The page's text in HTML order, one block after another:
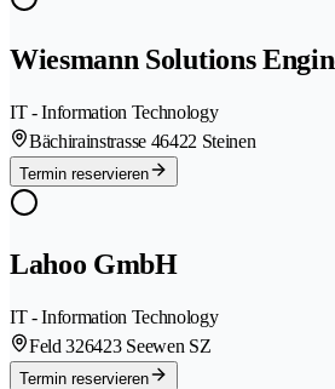
Wiesmann Solutions
IT - Information Technology
Bächirainstrasse 46422 Steinen
Termin reservieren
Lahoo GmbH
IT - Information Technology
Feld 326423 Seewen SZ
Termin reservieren